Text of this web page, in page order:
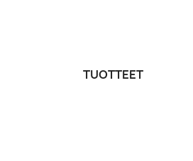
TUOTTEET